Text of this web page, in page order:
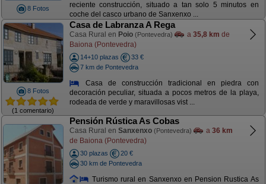
8 Fotos
reciente construcción, situado a tan solo 5 minutos en
coche del casco urbano de Sanxenxo ...
8 Fotos
(1 comentario)
Casa de Labranza A Rega
Casa Rural en Poio (Pontevedra) a 35,8 km de
Baiona (Pontevedra)
14+10 plazas
33 €
7 km de Pontevedra
Casa de construcción tradicional en piedra con
decoración peculiar, situada a pocos metros de la playa,
rodeada de verde y maravillosas vist ...
Pensión Rústica As Cobas
Casa Rural en Sanxenxo (Pontevedra) a 36 km
de Baiona (Pontevedra)
30 plazas
20 €
30 km de Pontevedra
Turismo rural en Sanxenxo en Pension Rustica As